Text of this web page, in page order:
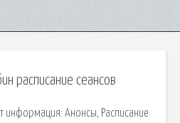
расписание сеансов
информация: Анонсы, Расписание